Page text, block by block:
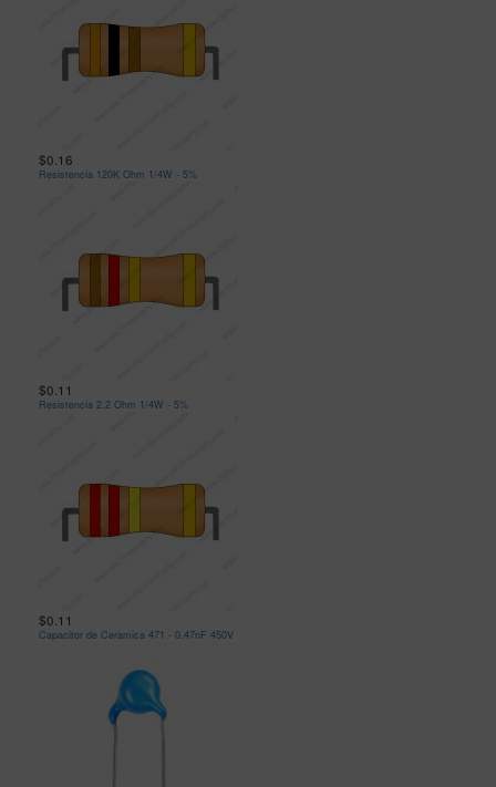
$0.16
Resistencia 120K Ohm 1/4W - 5%
$0.11
Resistencia 2.2 Ohm 1/4W - 5%
$0.11
Capacitor de Ceramica 471 - 0.47nF 450V